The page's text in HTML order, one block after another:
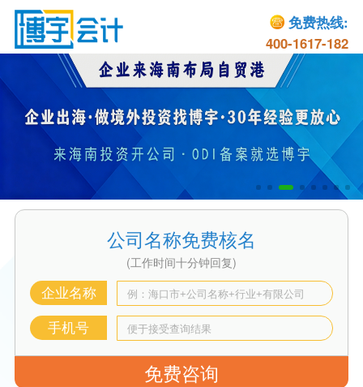
免费热线:
400-1617-182
公司名称免费核名
(工作时间十分钟回复)
企业名称
手机号
免费咨询